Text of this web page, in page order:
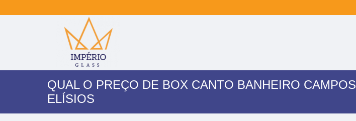
QUAL O PREÇO DE BOX CANTO BANHEIRO CAMPOS
ELÍSIOS